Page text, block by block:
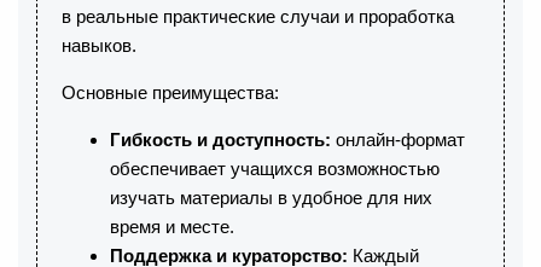
в реальные практические случаи и проработка
навыков.
Основные преимущества:
Гибкость и доступность: онлайн-формат
обеспечивает учащихся возможностью
изучать материалы в удобное для них
время и месте.
Поддержка и кураторство: Каждый